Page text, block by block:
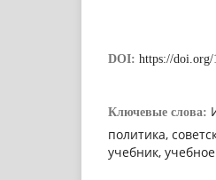
DOI: https://doi.org/
Ключевые слова:
политика,
учебник,